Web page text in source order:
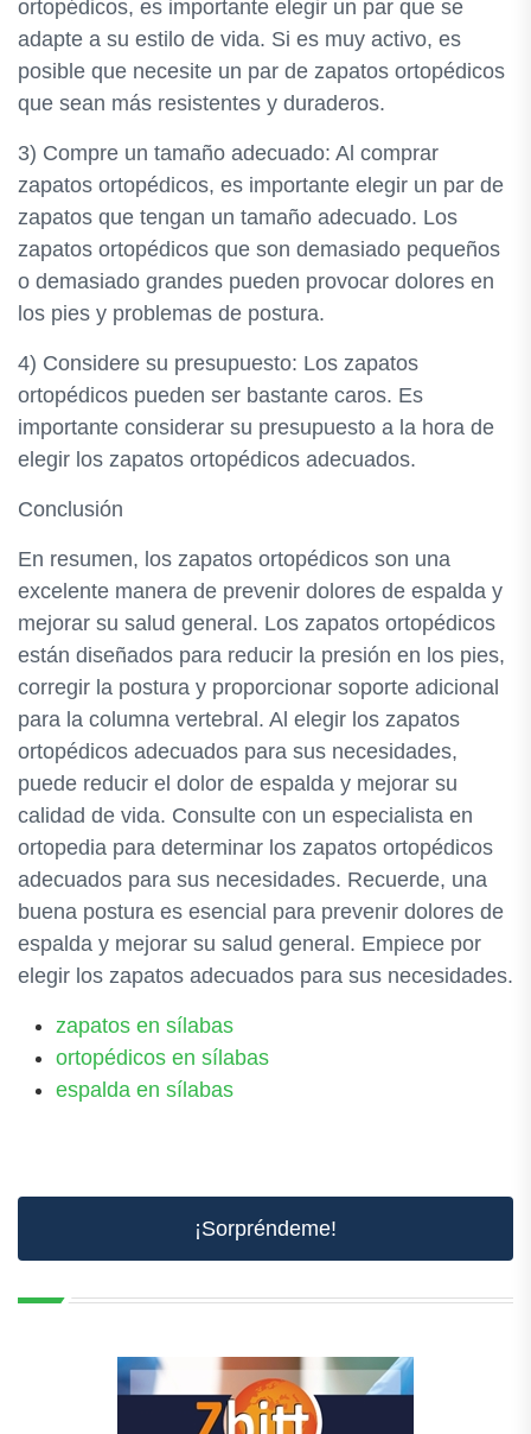
ortopédicos, es importante elegir un par que se
adapte a su estilo de vida. Si es muy activo, es
posible que necesite un par de zapatos ortopédicos
que sean más resistentes y duraderos.
3) Compre un tamaño adecuado: Al comprar
zapatos ortopédicos, es importante elegir un par de
zapatos que tengan un tamaño adecuado. Los
zapatos ortopédicos que son demasiado pequeños
o demasiado grandes pueden provocar dolores en
los pies y problemas de postura.
4) Considere su presupuesto: Los zapatos
ortopédicos pueden ser bastante caros. Es
importante considerar su presupuesto a la hora de
elegir los zapatos ortopédicos adecuados.
Conclusión
En resumen, los zapatos ortopédicos son una
excelente manera de prevenir dolores de espalda y
mejorar su salud general. Los zapatos ortopédicos
están diseñados para reducir la presión en los pies,
corregir la postura y proporcionar soporte adicional
para la columna vertebral. Al elegir los zapatos
ortopédicos adecuados para sus necesidades,
puede reducir el dolor de espalda y mejorar su
calidad de vida. Consulte con un especialista en
ortopedia para determinar los zapatos ortopédicos
adecuados para sus necesidades. Recuerde, una
buena postura es esencial para prevenir dolores de
espalda y mejorar su salud general. Empiece por
elegir los zapatos adecuados para sus necesidades.
zapatos en sílabas
ortopédicos en sílabas
espalda en sílabas
¡Sorpréndeme!